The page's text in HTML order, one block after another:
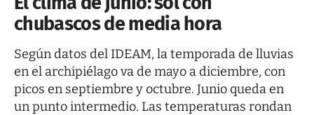
chubascos de media hora
Según datos del IDEAM, la temporada de lluvias
en el archipiélago va de mayo a diciembre, con
picos en septiembre y octubre. Junio queda en
un punto intermedio. Las temperaturas rondan